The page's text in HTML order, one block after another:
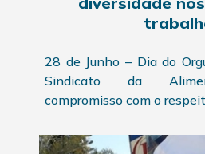
28 de Junho – Dia do
Sindicato da
compromisso com o